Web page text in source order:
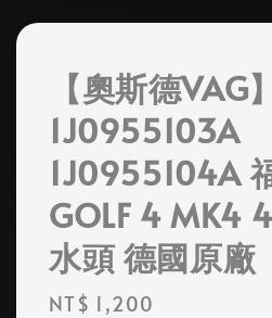
【奧斯德VAG】
1J0955103A
1J0955104A
GOLF 4 MK4
水頭 德國原廠
Regular
NT$ 1,200